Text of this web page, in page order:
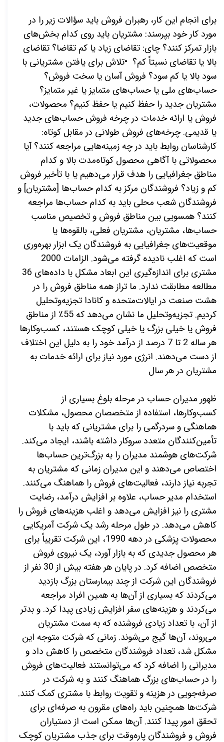
برای انجام این کار، رهبران فروش باید سؤالات زیر را در
مورد کار خود بپرسند: مشتریان باید روی کدام بخش‌های
بازار تمرکز کنند؟ چای: تقاضای زیاد یا کم تقاضا؟ تقاضای
بالا یا تقاضای نسبتاً کم؟ •تلاش برای یافتن مشتریانی با
سود بالا یا کم سود؟ فروش آسان یا سخت فروش؟
حساب‌های ملی یا حساب‌های متمایز یا غیر متمایز؟
مشتریان جدید را حفظ کنیم یا حفظ کنیم؟ محصولات،
فروش یا ارائه خدمات در چرخه فروش حساب‌های جدید
یا قدیمی. چرخه‌های فروش طولانی در مقابل کوتاه:
کارشناسان روابط باید در چه زمینه‌هایی مراجعه کنند؟ آیا
محصولاتی با آگاهی محصول کوتاه‌مدت بالا و کدام
مناطق جغرافیایی را هدف قرار می‌دهیم یا با تأخیر فروش
کم و زیاد؟ فروشندگان مرکز به کدام حساب‌ها [مشتریان] و
فروشندگان شعب محلی باید به کدام حساب‌ها مراجعه
کنند؟ همسویی بین مناطق فروش و تخصیص مناسب
حسابها، مشتریان، مشتریان فعلی، بالقوهها یا
موقعیتهای جغرافیایی به فروشندگان یک ابزار بهرهوری
است که اغلب نادیده گرفته می
شود. الزامات 2000
مشتری برای اندازه‌گیری این ابعاد مشکل با داده‌های 36
مطالعه مطابقت ندارد. ما تراز همه مناطق فروش را در
هشت صنعت در ایالات‌متحده و کانادا تجزیه‌وتحلیل
کردیم.
تجزیه‌وتحلیل ما نشان می‌دهد که 55٪ از مناطق
فروش یا خیلی بزرگ یا خیلی کوچک هستند، کسب‌وکارها
هر ساله 2 تا 7 درصد از درآمد خود را به دلیل این اختلاف
از دست می‌دهند. انرژی مورد نیاز برای ارائه خدمات به
مشتریان در هر سال
ظهور مدیران حساب در مرحله بلوغ بسیاری از
کسب‌وکارها، استفاده از متخصصان محصول، مشکلات
هماهنگی و سردرگمی را برای مشتریانی که باید با
تأمین‌کنندگان متعدد سروکار داشته باشند، ایجاد می‌کند.
شرکتهای هوشمند مدیران را به بزرگ‌ترین حسابها
اختصاص میدهند و این مدیران زمانی که مشتریان به
تجربه نیاز دارند، فعالیتهای فروش را هماهنگ میکنند.
استخدام مدیر حساب، علاوه بر افزایش درآمد، رضایت
مشتری را نیز افزایش می‌دهد و اغلب هزینه‌های فروش را
کاهش می‌دهد. در طول مرحله رشد یک شرکت آمریکایی
محصولات پزشکی در دهه 1990، این شرکت تقریباً برای
هر محصول جدیدی که به بازار آورد، یک نیروی فروش
متخصص اضافه کرد. در پایان هر هفته بیش از 30 نفر از
فروشندگان این شرکت از چند بیمارستان بزرگ بازدید
می‌کردند که بسیاری از آن‌ها به همین افراد مراجعه
می‌کردند و هزینه‌های سفر افزایش زیادی پیدا کرد. و بدتر
از آن، با تعداد زیادی فروشنده که به سمت مشتریان
می‌روند، آن‌ها گیج می‌شوند. زمانی که شرکت متوجه این
مشکل شد، تعداد فروشندگان متخصص را کاهش داد و
مدیرانی را اضافه کرد که می‌توانستند فعالیت‌های فروش
را در حساب‌های بزرگ هماهنگ کنند و به شرکت در
صرفه‌جویی در هزینه و تقویت روابط با مشتری کمک کنند.
شرکت‌ها همچنین باید راه‌های مقرون به صرفه‌ای برای
تحقق امور پیدا کنند. آن‌ها ممکن است از دستیاران
فروش و فروشندگان پاره‌وقت برای جذب مشتریان کوچک